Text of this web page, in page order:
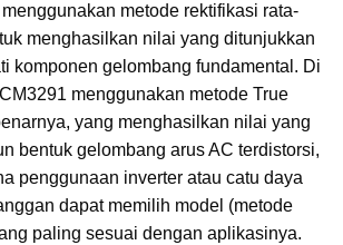
metode rektifikasi rata-
menghasilkan nilai yang ditunjukkan
komponen gelombang fundamental. Di
menggunakan metode True
yang menghasilkan nilai yang
bentuk gelombang arus AC terdistorsi,
penggunaan inverter atau catu daya
dapat memilih model (metode
paling sesuai dengan aplikasinya.